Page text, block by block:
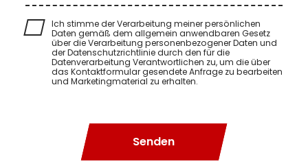
Ich stimme der Verarbeitung meiner persönlichen
Daten gemäß dem allgemein anwendbaren Gesetz
über die Verarbeitung personenbezogener Daten und
der Datenschutzrichtlinie durch den für die
Datenverarbeitung Verantwortlichen zu, um die über
das Kontaktformular gesendete Anfrage zu bearbeiten
und Marketingmaterial zu erhalten.
Senden